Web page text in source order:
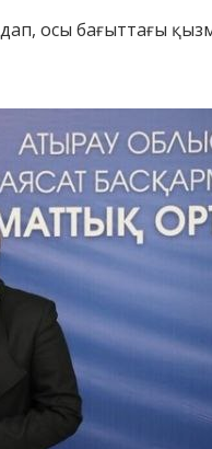
осы бағыттағы